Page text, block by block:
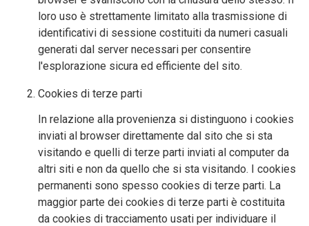
loro uso è strettamente limitato alla trasmissione di
identificativi di sessione costituiti da numeri casuali
generati dal server necessari per consentire
l'esplorazione sicura ed efficiente del sito.
Cookies di terze parti
In relazione alla provenienza si distinguono i cookies
inviati al browser direttamente dal sito che si sta
visitando e quelli di terze parti inviati al computer da
altri siti e non da quello che si sta visitando. I cookies
permanenti sono spesso cookies di terze parti. La
maggior parte dei cookies di terze parti è costituita
da cookies di tracciamento usati per individuare il